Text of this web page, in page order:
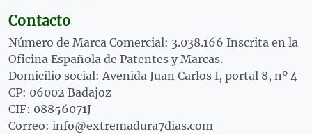
Contacto
Número de Marca Comercial: 3.038.166 Inscrita en la
Oficina Española de Patentes y Marcas.
Domicilio social: Avenida Juan Carlos I, portal 8, nº 4
CP: 06002 Badajoz
CIF: 08856071J
Correo: info@extremadura7dias.com